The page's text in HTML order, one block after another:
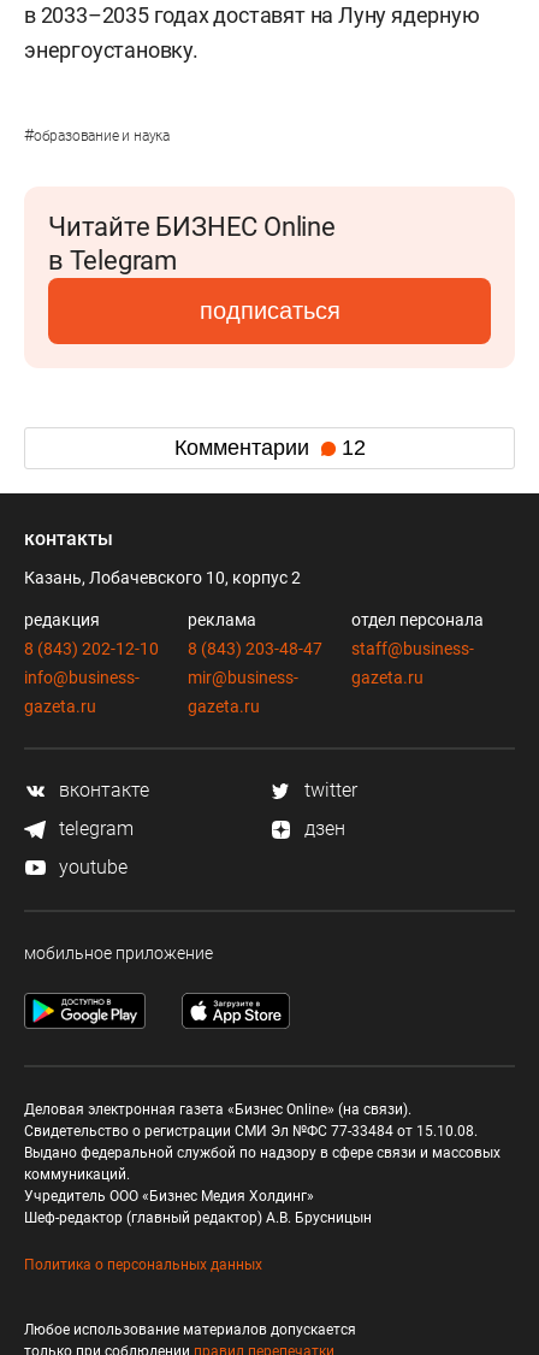
в 2033–2035 годах доставят на Луну ядерную
энергоустановку.
#образование и наука
Читайте БИЗНЕС Online
в Telegram
подписаться
Комментарии 12
контакты
Казань, Лобачевского 10, корпус 2
редакция
8 (843) 202-12-10
info@business-
gazeta.ru
реклама
8 (843) 203-48-47
mir@business-
gazeta.ru
отдел персонала
staff@business-
gazeta.ru
вконтакте
twitter
telegram
дзен
youtube
мобильное приложение
Деловая электронная газета «Бизнес Online» (на связи).
Свидетельство о регистрации СМИ Эл №ФС 77-33484 от 15.10.08.
Выдано федеральной службой по надзору в сфере связи и массовых
коммуникаций.
Учредитель ООО «Бизнес Медия Холдинг»
Шеф-редактор (главный редактор) А.В. Брусницын
Политика о персональных данных
Любое использование материалов допускается
только при соблюдении правил перепечатки